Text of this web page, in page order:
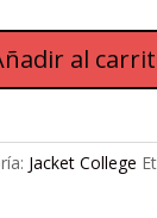
al
Jacket College